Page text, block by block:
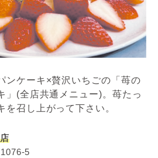
ンケーキ×贅沢いちごの「苺の
」(全店共通メニュー)。苺たっ
を召し上がって下さい。
5